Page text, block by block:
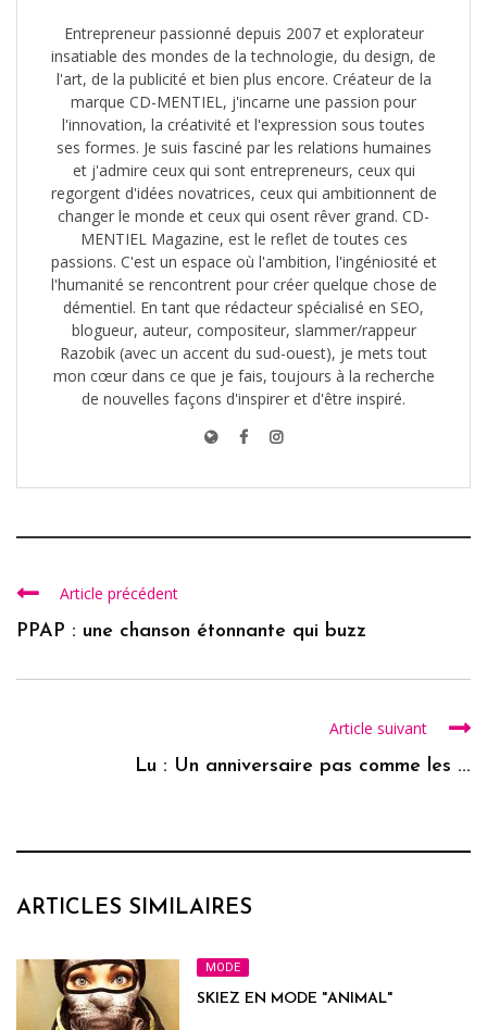
Entrepreneur passionné depuis 2007 et explorateur
insatiable des mondes de la technologie, du design, de
l'art, de la publicité et bien plus encore. Créateur de la
marque CD-MENTIEL, j'incarne une passion pour
l'innovation, la créativité et l'expression sous toutes
ses formes. Je suis fasciné par les relations humaines
et j'admire ceux qui sont entrepreneurs, ceux qui
regorgent d'idées novatrices, ceux qui ambitionnent de
changer le monde et ceux qui osent rêver grand. CD-
MENTIEL Magazine, est le reflet de toutes ces
passions. C'est un espace où l'ambition, l'ingéniosité et
l'humanité se rencontrent pour créer quelque chose de
démentiel. En tant que rédacteur spécialisé en SEO,
blogueur, auteur, compositeur, slammer/rappeur
Razobik (avec un accent du sud-ouest), je mets tout
mon cœur dans ce que je fais, toujours à la recherche
de nouvelles façons d'inspirer et d'être inspiré.
Article précédent
PPAP : une chanson étonnante qui buzz
Article suivant
Lu : Un anniversaire pas comme les ...
ARTICLES SIMILAIRES
MODE
SKIEZ EN MODE "ANIMAL"